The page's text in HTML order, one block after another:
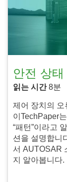
안전 상태
읽는 시간8분
제어 장치의 오
이TechPaper
“패턴”이라고
션을 설명합니
서 AUTOSAR
지 알아봅니다.